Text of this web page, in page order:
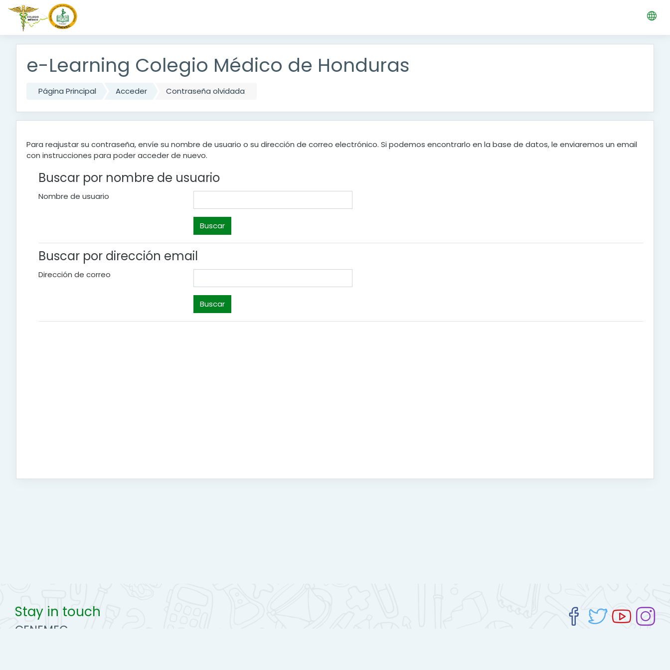
Saltar a contenido principal
e-Learning Colegio Médico de Honduras
Página Principal Acceder Contraseña olvidada
Para reajustar su contraseña, envíe su nombre de usuario o su dirección de correo electrónico. Si podemos encontrarlo en la base de datos, le enviaremos un email
con instrucciones para poder acceder de nuevo.
Buscar por nombre de usuario
Nombre de usuario
Buscar por dirección email
Dirección de correo
Stay in touch
CENEMEC